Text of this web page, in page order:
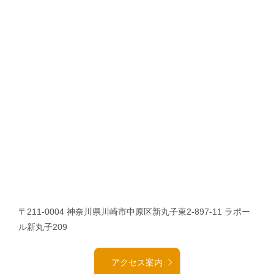
〒211-0004 神奈川県川崎市中原区新丸子東2-897-11 ラポー
ル新丸子209
アクセス案内